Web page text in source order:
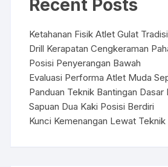
Recent Posts
Ketahanan Fisik Atlet Gulat
Drill Kerapatan Cengkeraman
Posisi Penyerangan Bawah
Evaluasi Performa Atlet Muda
Panduan Teknik Bantingan Dasar
Sapuan Dua Kaki Posisi Berdiri
Kunci Kemenangan Lewat Teknik